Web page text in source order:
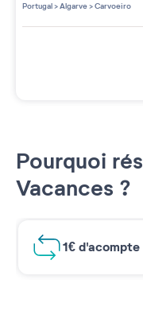
Portugal>Algarve>Carvoeiro
Pourquoi
Vacances ?
1€